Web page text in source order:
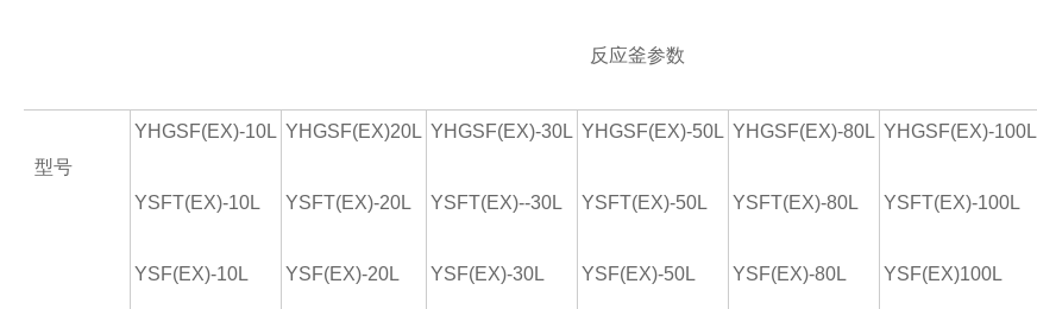
反应釜参数
型号
YHGSF(EX)-10L
YSFT(EX)-10L
YSF(EX)-10L
YHGSF(EX)20L
YSFT(EX)-20L
YSF(EX)-20L
YHGSF(EX)-30L
YSFT(EX)--30L
YSF(EX)-30L
YHGSF(EX)-50L
YSFT(EX)-50L
YSF(EX)-50L
YHGSF(EX)-80L
YSFT(EX)-80L
YSF(EX)-80L
YHGSF(EX)-100L
YSFT(EX)-100L
YSF(EX)100L